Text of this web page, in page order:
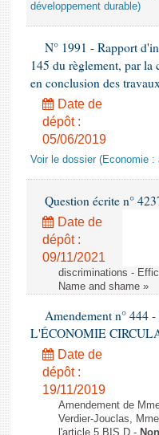
développement durable)
N° 1991 - Rapport
145 du règlement, par la
en conclusion des
Date de
dépôt :
05/06/2019
Voir le dossier (Economie
Question écrite n°
Date de
dépôt :
09/11/2021
discriminations -
Name and shame »
Amendement n°
L'ÉCONOMIE
Date de
dépôt :
19/11/2019
Amendement de
Verdier-Jouclas,
l'article 5 BIS D -